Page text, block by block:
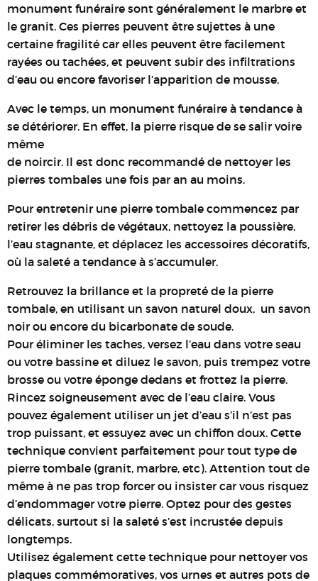
monument funéraire sont généralement le marbre et
le granit. Ces pierres peuvent être sujettes à une
certaine fragilité car elles peuvent être facilement
rayées ou tachées, et peuvent subir des infiltrations
d’eau ou encore favoriser l’apparition de mousse.
Avec le temps, un monument funéraire à tendance à
se détériorer. En effet, la pierre risque de se salir voire
même
de noircir. Il est donc recommandé de nettoyer les
pierres tombales une fois par an au moins.
Pour entretenir une pierre tombale commencez par
retirer les débris de végétaux, nettoyez la poussière,
l’eau stagnante, et déplacez les accessoires décoratifs,
où la saleté a tendance à s’accumuler.
Retrouvez la brillance et la propreté de la pierre
tombale, en utilisant un savon naturel doux, un savon
noir ou encore du bicarbonate de soude.
Pour éliminer les taches, versez l’eau dans votre seau
ou votre bassine et diluez le savon, puis trempez votre
brosse ou votre éponge dedans et frottez la pierre.
Rincez soigneusement avec de l’eau claire. Vous
pouvez également utiliser un jet d’eau s’il n’est pas
trop puissant, et essuyez avec un chiffon doux. Cette
technique convient parfaitement pour tout type de
pierre tombale (granit, marbre, etc). Attention tout de
même à ne pas trop forcer ou insister car vous risquez
d’endommager votre pierre. Optez pour des gestes
délicats, surtout si la saleté s’est incrustée depuis
longtemps.
Utilisez également cette technique pour nettoyer vos
plaques commémoratives, vos urnes et autres pots de